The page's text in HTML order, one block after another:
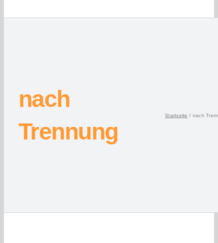
nach
Trennung
Startseite nach